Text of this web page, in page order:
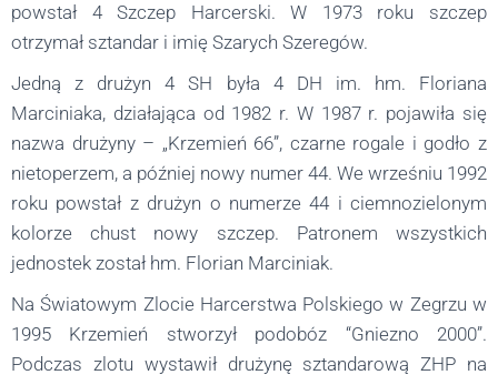
powstał4 Szczep Harcerski. W 1973 roku szczep
otrzymał sztandar i imię Szarych Szeregów.
Jedną z drużyn 4 SH była 4 DH im. hm. Floriana
Marciniaka, działająca od 1982 r. W 1987 r. pojawiła się
nazwa drużyny – „Krzemień 66”, czarne rogale i godło z
nietoperzem, a później nowy numer 44. We wrześniu 1992
roku powstał z drużyn o numerze 44 i ciemnozielonym
kolorze chust nowy szczep. Patronem wszystkich
jednostek został hm. Florian Marciniak.
Na Światowym Zlocie Harcerstwa Polskiego w Zegrzu w
1995 Krzemień stworzył podobóz “Gniezno 2000”.
Podczas zlotu wystawił drużynę sztandarową ZHP na